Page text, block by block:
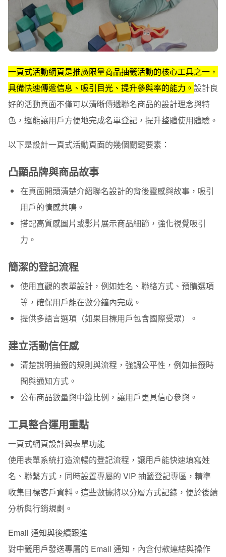
一頁式活動網頁是推廣限量商品抽籤活動的核心工具之一，
具備快速傳遞信息、吸引目光、提升參與率的能力。 設計良
好的活動頁面不僅可以清晰傳遞聯名商品的設計理念與特
色，還能讓用戶方便地完成名單登記，提升整體使用體驗。
以下是設計一頁式活動頁面的幾個關鍵要素：
凸顯品牌與商品故事
在頁面開頭清楚介紹聯名設計的背後靈感與故事，吸引
用戶的情感共鳴。
搭配高質感圖片或影片展示商品細節，強化視覺吸引
力。
簡潔的登記流程
使用直觀的表單設計，例如姓名、聯絡方式、預購選項
等，確保用戶能在數分鐘內完成。
提供多語言選項（如果目標用戶包含國際受眾）。
建立活動信任感
清楚說明抽籤的規則與流程，強調公平性，例如抽籤時
間與通知方式。
公布商品數量與中籤比例，讓用戶更具信心參與。
工具整合運用重點
一頁式網頁設計與表單功能
使用表單系統打造流暢的登記流程，讓用戶能快速填寫姓
名、聯繫方式，同時設置專屬的 VIP 抽籤登記專區，精準
收集目標客戶資料。這些數據將以分層方式記錄，便於後續
分析與行銷規劃。
Email 通知與後續跟進
對中籤用戶發送專屬的 Email 通知，內含付款連結與操作